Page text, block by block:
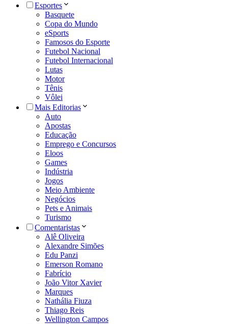
Esportes
Basquete
Copa do Mundo
eSports
Famosos do Esporte
Futebol Nacional
Futebol Internacional
Lutas
Motor
Tênis
Vôlei
Mais Editorias
Auto
Apostas
Educação
Emprego e Concursos
Eloos
Games
Indústria
Jogos
Meio Ambiente
Negócios
Pets e Animais
Turismo
Comentaristas
Alê Oliveira
Alexandre Simões
Edu Panzi
Emerson Romano
Fabrício
João Vitor Xavier
Marques
Nathália Fiuza
Thiago Reis
Wellington Campos